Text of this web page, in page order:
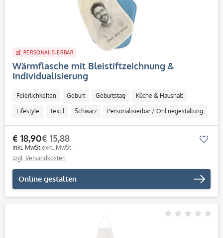
PERSONALISIERBAR
Wärmflasche mit Bleistiftzeichnung &
Individualisierung
Feierlichkeiten Geburt Geburtstag Küche & Haushalt
Lifestyle Textil Schwarz Personalisierbar / Onlinegestaltung
€ 18,90
inkl. MwSt.
€ 15,88
exkl. MwSt.
zzgl. Versandkosten
Online gestalten